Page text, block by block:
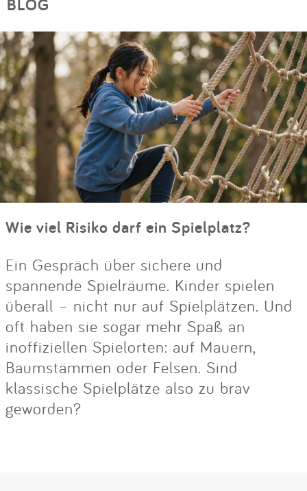
BLOG
Wie viel Risiko darf ein Spielplatz?
Ein Gespräch über sichere und
spannende Spielräume. Kinder spielen
überall – nicht nur auf Spielplätzen. Und
oft haben sie sogar mehr Spaß an
inoffiziellen Spielorten: auf Mauern,
Baumstämmen oder Felsen. Sind
klassische Spielplätze also zu brav
geworden?